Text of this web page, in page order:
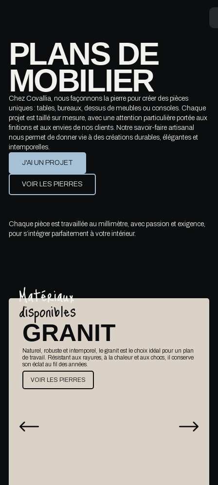
PLANS DE
MOBILIER
Chez Covallia, nous façonnons la pierre pour créer des pièces
uniques : tables, bureaux, dessus de meubles ou consoles. Chaque
projet est taillé sur mesure, avec une attention particulière portée aux
finitions et aux envies de nos clients. Notre savoir-faire artisanal
nous permet de donner vie à des créations durables, élégantes et
intemporelles.
J'AI UN PROJET
VOIR LES PIERRES
Chaque pièce est travaillée au millimètre, avec passion et exigence,
pour s’intégrer parfaitement à votre intérieur.
Matériaux
disponibles
GRANIT
Naturel, robuste et intemporel, le granit est le choix idéal pour un plan
de travail. Résistant aux rayures, à la chaleur et aux chocs, il conserve
son éclat au fil des années.
VOIR LES PIERRES